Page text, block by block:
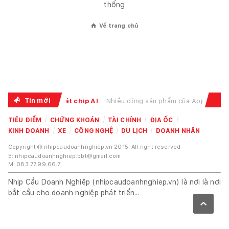
thống
⌂ Về trang chủ
Tin mới
tăng theo cơn khát chip AI Nhiều dòng sản phẩm của Apple đồng loạt tăng giá
TIÊU ĐIỂM CHỨNG KHOÁN TÀI CHÍNH
ĐỊA ỐC
KINH DOANH
XE CÔNG NGHỆ DU LỊCH DOANH NHÂN
Copyright © nhipcaudoanhnghiep.vn 2015. All right reserved
E: nhipcaudoanhnghiep.bbt@gmail.com
M: 083.77.99.66.7
Nhịp Cầu Doanh Nghiệp (nhipcaudoanhnghiep.vn) là nơi là nơi
bắt cầu cho doanh nghiệp phát triển...
